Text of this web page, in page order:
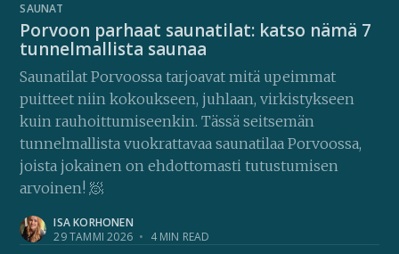
SAUNAT
Porvoon parhaat saunatilat: katso nämä 7
tunnelmallista saunaa
Saunatilat Porvoossa tarjoavat mitä upeimmat
puitteet niin kokoukseen, juhlaan, virkistykseen
kuin rauhoittumiseenkin. Tässä seitsemän
tunnelmallista vuokrattavaa saunatilaa Porvoossa,
joista jokainen on ehdottomasti tutustumisen
arvoinen! 🧖
ISA KORHONEN
29 TAMMI 2026 • 4 MIN READ